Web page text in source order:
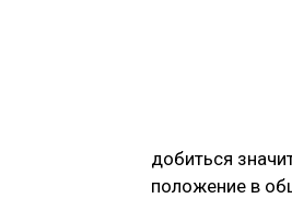
добиться
положение в